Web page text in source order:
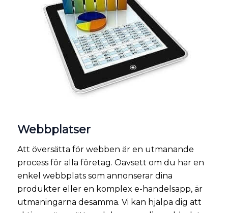
Webbplatser
Att översätta för webben är en utmanande
process för alla företag. Oavsett om du har en
enkel webbplats som annonserar dina
produkter eller en komplex e-handelsapp, är
utmaningarna desamma. Vi kan hjälpa dig att